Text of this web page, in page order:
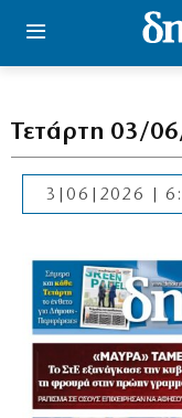
Τετάρτη 03/
3|06|2026 |